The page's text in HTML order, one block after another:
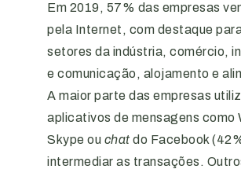
Em 2019, 57% das empresas
pela Internet, com destaque
setores da indústria, comércio,
e comunicação, alojamento e
A maior parte das empresas
aplicativos de mensagens como
Skype ou chat do Facebook
intermediar as transações.